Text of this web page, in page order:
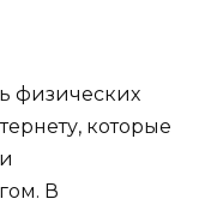
физических
которые
В